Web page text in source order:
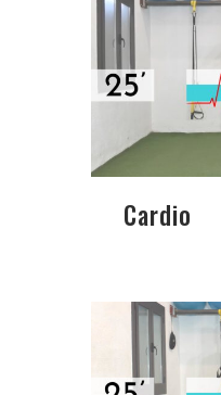
Cardio